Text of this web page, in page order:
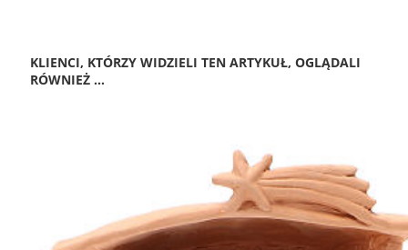
KLIENCI, KTÓRZY WIDZIELI TEN ARTYKUŁ, OGLĄDALI
RÓWNIEŻ ...